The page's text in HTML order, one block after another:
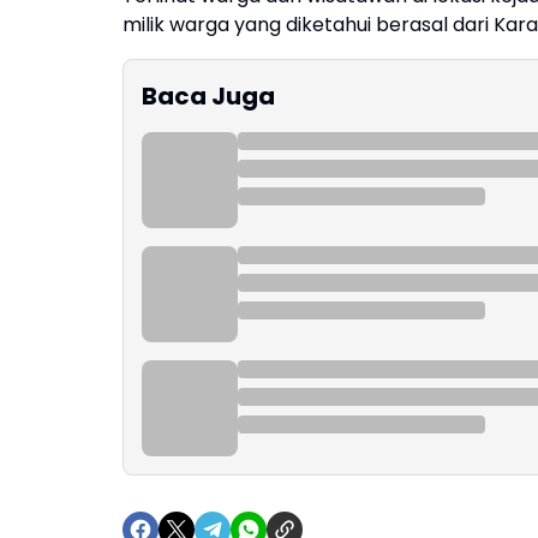
milik warga yang diketahui berasal dari
Baca Juga